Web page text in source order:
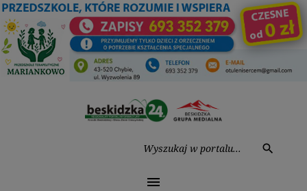
Przejdź
do
treści
search
menu